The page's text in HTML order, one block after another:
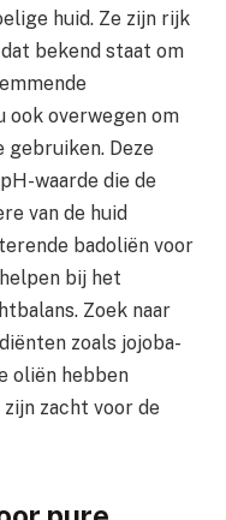
huid. Ze zijn rijk
bekend staat om
ook overwegen om
Deze
waarde die de
van de huid
badoliën voor
bij het
Zoek naar
zoals jojoba-
oliën hebben
zacht voor de